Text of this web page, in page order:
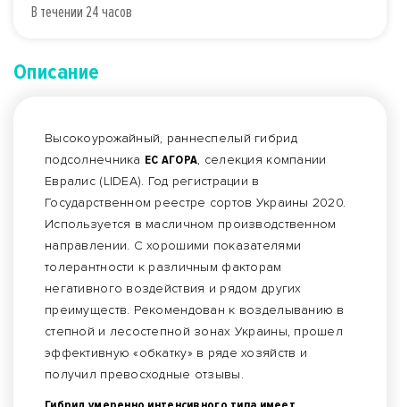
В течении 24 часов
Описание
Высокоурожайный, раннеспелый гибрид
подсолнечника ЕС АГОРА, селекция компании
Евралис (LIDEA). Год регистрации в
Государственном реестре сортов Украины 2020.
Используется в масличном производственном
направлении. С хорошими показателями
толерантности к различным факторам
негативного воздействия и рядом других
преимуществ. Рекомендован к возделыванию в
степной и лесостепной зонах Украины, прошел
эффективную «обкатку» в ряде хозяйств и
получил превосходные отзывы.